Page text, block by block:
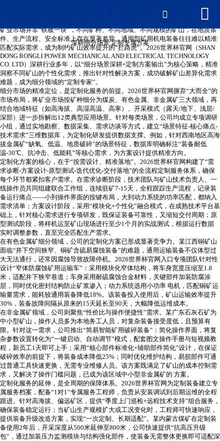
网站首页
产品中心
新闻中心
2026世界杯官网
荣誉资质
厂房厂景
联系我们

深耕细分场景 定制专属方案
 
深耕细分场景 定制专属方案
矿业市场并非“铁板一块”，不同矿种、不同地域、不同规模的矿山，在地质条
件、生产流程、安全标准上存在显著差异，通用型矿用机电装备往往难以精准
匹配实际需求，成为制约矿山效率提升的“拦路虎”。2026世界杯官网（SHAN
DONG RONGLI POWER MECHANICAL AND ELECTRICAL TECHNOLOGY
CO. LTD）深耕行业多年，以“细分场景深耕+定制方案输出”为核心策略，精准
洞察不同矿山的个性化需求，推出针对性解决方案，成功破解矿山差异化需求
难题，成为细分领域的“定制专家”。
细分市场的精准定位，是定制化服务的前提。2026世界杯官网摒弃“大而全”的
市场布局，将矿业市场按矿种细分为煤炭、有色金属、非金属矿三大领域，再
结合地域特征（如高海拔、高湿高温、高寒）、开采模式（露天/地下、浅层/
深部）进一步拆解出12类典型应用场景。针对每类场景，公司均成立专项调研
小组，通过实地勘察、数据采集、需求访谈等方式，建立“场景特征-核心痛点-
技术需求”三维数据库，为定制化研发提供数据支撑。例如，针对西南地区高海
拔金属矿“缺氧、低温、地质破碎”的场景特征，数据库明确标注“装备耐低
温-30℃、抗冲击、低能耗”等核心需求，为方案设计提供精准方向。
定制化方案的核心，在于“按需设计、精准落地”。2026世界杯官网构建了“需
求诊断-方案设计-原型测试-迭代优化-交付落地”的全流程定制服务体系，确保
每个环节都紧扣客户需求。在需求诊断阶段，技术团队与矿山技术负责人、一
线操作员共同组建联合工作组，连续驻矿7-15天，全程跟踪生产流程，记录装
备运行痛点——小到操作界面的按键布局，大到动力系统的功率匹配，都纳入
需求清单；方案设计阶段，采用“模块化+个性化”融合模式，在成熟技术平台基
础上，针对核心需求进行专项研发，既保证装备可靠性，又缩短交付周期；原
型测试阶段，将样机运至矿山现场进行至少1个月的实战测试，根据运行数据
实时调整参数，直至完全匹配生产需求。
在有色金属矿细分领域，公司的定制化方案已形成显著竞争力。某江西铜矿山
面临“井下空间狭窄、铜矿含硫易腐蚀装备”的难题，通用运输装备不仅体型过
大无法通行，还常因腐蚀导致故障停机。2026世界杯官网入口专项团队针对性
设计“窄体防腐蚀矿用运输车”：采用模块化窄体结构，将车身宽度压缩至1.8
米，适配井下狭窄巷道；车身采用耐硫腐蚀合金材料，关键部件加装防腐涂
层，同时优化密封结构防止矿浆渗入；动力系统选用小功率 电机，匹配铜矿运
输量需求，能耗较通用装备降低18%。该装备投入使用后，矿山运输效率提升
30%，装备故障间隔从原来的15天延长至90天，大幅降低运维成本。
在非金属矿领域，公司则聚焦“性价比与操作便捷性”需求。某广东石灰石矿为
中小型矿山，操作人员多为本地务工人员，对复杂装备接受度低，且预算有
限。针对这一需求，公司推出“简易智能矿用破碎装备”：简化操作界面，将复
杂参数设置转化为“一键启动、自动调节”模式，配套图文操作手册与短视频教
程，新员工1天即可上手；采用“核心部件标准化+辅助部件简化”设计，在保证
破碎效率的前提下，将装备成本降低25%；同时优化维护结构，易损部件可通
过普通工具快速更换，无需专业维修人员。该方案既满足了矿山的成本控制需
求，又解决了操作门槛问题，已成为该区域中小型非金属矿的 方案。
定制化服务的延伸，是全周期的保障体系。2026世界杯官网为定制装备建立专
属服务档案，配备“1对1”专属服务工程师，负责从安装调试到后期运维的全程
跟进。针对高海拔、偏远矿区，提供“季度上门巡检+远程技术支持”组合服务，
确保装备稳定运行；当矿山生产规模扩大或工况变化时，工程师可快速响应，
提供装备升级改造方案，实现“一次定制、长期适配”。某内蒙古煤矿在定制装
备使用2年后，开采深度从500米延伸至800米，公司快速提供“抗高压升级
包”，通过加装压力监测模块与结构强化部件，使装备无需整体更换即可适配深